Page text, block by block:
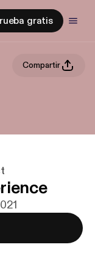
gratis
Compartir